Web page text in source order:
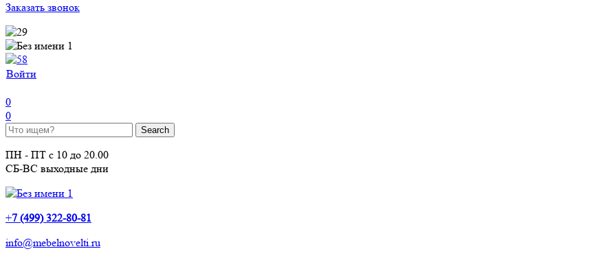
Заказать звонок
Войти
0
0
ПН - ПТ с 10 до 20.00
СБ-ВС выходные дни
+7 (499) 322-80-81
info@mebelnovelti.ru